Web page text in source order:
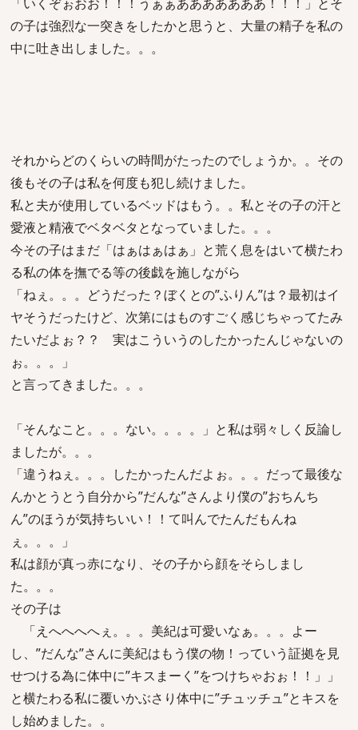
の子は強烈な一突きをしたかと思うと、大量の精子を私の
中に吐き出しました。。。
それからどのくらいの時間がたったのでしょうか。。その
後もその子は私を何度も犯し続けました。
私と夫が使用しているベッドはもう。。私とその子の汗と
愛液と精液でベタベタとなっていました。。。
今その子はまだ「はぁはぁはぁ」と荒く息をはいて横たわ
る私の体を撫でる等の後戯を施しながら
「ねぇ。。。どうだった？ぼくとの”ふりん”は？最初はイ
ヤそうだったけど、次第にはものすごく感じちゃってたみ
たいだよぉ？？ 実はこういうのしたかったんじゃないの
ぉ。。。」
と言ってきました。。。
「そんなこと。。。ない。。。。」と私は弱々しく反論し
ましたが。。。
「違うねぇ。。。したかったんだよぉ。。。だって最後な
んかとうとう自分から”だんな”さんより僕の”おちんち
ん”のほうが気持ちいい！！て叫んでたんだもんね
ぇ。。。」
私は顔が真っ赤になり、その子から顔をそらしまし
た。。。
その子は
「えへへへへぇ。。。美紀は可愛いなぁ。。。よー
し、”だんな”さんに美紀はもう僕の物！っていう証拠を見
せつける為に体中に”キスまーく”をつけちゃおぉ！！」」
と横たわる私に覆いかぶさり体中に”チュッチュ”とキスを
し始めました。。